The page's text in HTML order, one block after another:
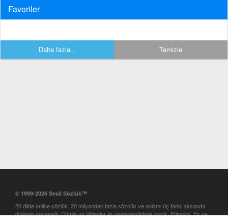
Favoriler
Daha fazla... Temizle
© 1999-2026 Sesli Sözlük™
20 dilde online sözlük. 20 milyondan fazla sözcük ve anlamı üç farklı aksanda
dinleme seçeneği. Cümle ve Videolar ile zenginleştirilmiş içerik. Etimoloji, Eş ve